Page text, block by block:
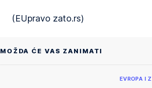
(EUpravo zato.rs)
MOŽDA ĆE VAS ZANIMATI
EVROPA I